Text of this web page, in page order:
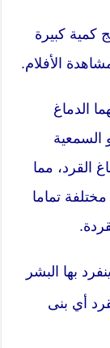
كمية كبيرة
الأفلام.
الدماغ
السمعية
القرد، مما
تماما
بها البشر
أي بنى